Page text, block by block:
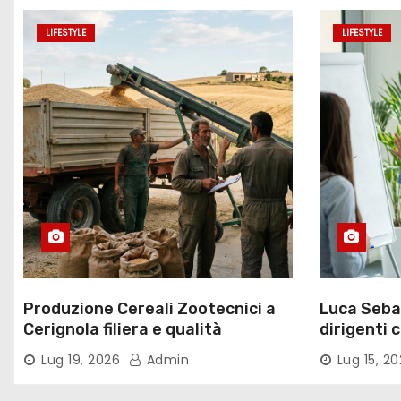
LIFESTYLE
Produzione Cereali Zootecnici a
Cerignola filiera e qualità
Lug 19, 2026 Admin
LIFESTYLE
Luca
dirigenti
Lug 15,